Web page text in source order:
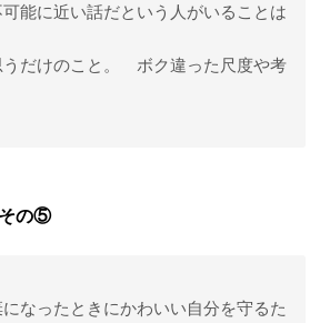
能に近い話だという人がいることは
うだけのこと。 ボク違った尺度や考
その⑤
なったときにかわいい自分を守るた